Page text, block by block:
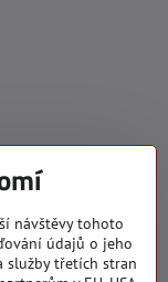
návštěvy tohoto
údajů o jeho
služby třetích stran